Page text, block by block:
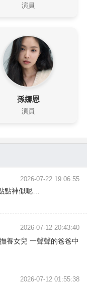
演員
孫娜恩
演員
2026-07-22 19:06:55
點神似呢…
2026-07-12 20:43:40
養女兒 一聲聲的爸爸中
2026-07-12 01:55:38